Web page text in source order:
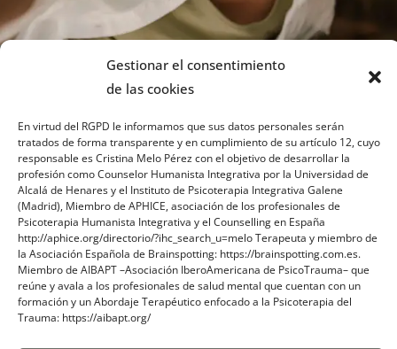
Gestionar el consentimiento
de las cookies
En virtud del RGPD le informamos que sus datos personales serán
tratados de forma transparente y en cumplimiento de su artículo 12, cuyo
responsable es Cristina Melo Pérez con el objetivo de desarrollar la
profesión como Counselor Humanista Integrativa por la Universidad de
Alcalá de Henares y el Instituto de Psicoterapia Integrativa Galene
(Madrid), Miembro de APHICE, asociación de los profesionales de
Psicoterapia Humanista Integrativa y el Counselling en España
http://aphice.org/directorio/?ihc_search_u=melo Terapeuta y miembro de
la Asociación Española de Brainspotting: https://brainspotting.com.es.
Miembro de AIBAPT –Asociación IberoAmericana de PsicoTrauma– que
reúne y avala a los profesionales de salud mental que cuentan con un
formación y un Abordaje Terapéutico enfocado a la Psicoterapia del
Trauma: https://aibapt.org/
Sobre mi
Contacto
Blog